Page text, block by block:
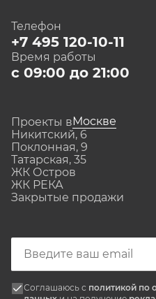
Телефон
+7 495 120-10-11
Время работы
с 09:00 до 21:00
Проекты вМоскве
Никитский, 6
Поклонная, 9
Татарская, 35
ЖК Остров
ЖК РЕКА
Закрытые продажи
Соглашаюсь с политикой по